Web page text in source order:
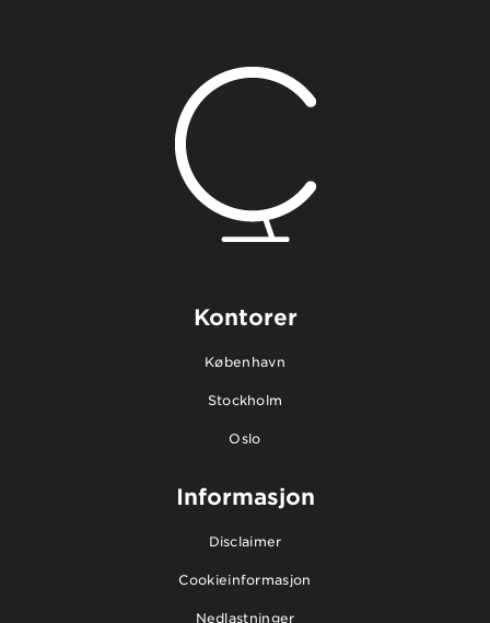
Kontorer
København
Stockholm
Oslo
Informasjon
Disclaimer
Cookieinformasjon
Nedlastninger